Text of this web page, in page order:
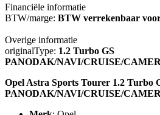
Financiële informatie
BTW/marge: BTW verrekenbaar
Overige informatie
originalType: 1.2 Turbo GS
PANODAK/NAVI/CRUISE/
Opel Astra Sports Tourer 1.2 Turbo
PANODAK/NAVI/CRUISE/